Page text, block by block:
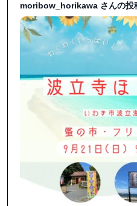
moribow_horikawa さんの投